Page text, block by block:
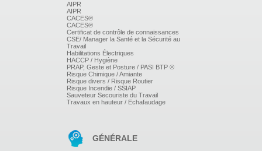
LES ACTIONS DE PRÉVENTION À METTRE EN
PLACE DANS LA PRATIQUE
PROFESSIONNELLE
LES LEVIERS NOUVEAUX DE GARANTIE DE
LA BIENTRAITANCE
Organisation
LA CHARTE DES DROITS ET LIBERTÉS DES
AIPR
AIPR
CACES®
CACES®
Certificat de contrôle de connaissances
CSE/ Manager la Santé et la Sécurité au
Travail
Habilitations Électriques
HACCP / Hygiène
PRAP, Geste et Posture / PASI BTP ®
Risque Chimique / Amiante
Risque divers / Risque Routier
Risque Incendie / SSIAP
Sauveteur Secouriste du Travail
Travaux en hauteur / Echafaudage
GÉNÉRALE